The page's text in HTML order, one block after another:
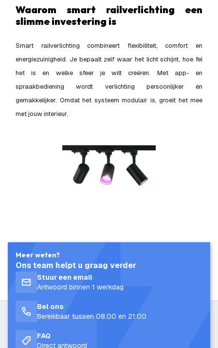
Waarom smart railverlichting een
slimme investering is
Smart railverlichting combineert flexibiliteit, comfort en
energiezuinigheid. Je bepaalt zelf waar het licht schijnt, hoe fel
het is en welke sfeer je wilt creëren. Met app- en
spraakbediening wordt verlichting persoonlijker én
gemakkelijker. Omdat het systeem modulair is, groeit het mee
met jouw interieur.
Meer weten?
Ons team helpt u graag verder
Stuur een email
Antwoord binnen 1 werkdag
Bel ons
Bereikbaar tussen 08:00 en 21:00
FAQ
Direct antwoord